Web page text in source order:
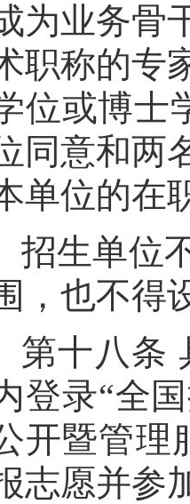
为业务骨
职称的专
位或博士
同意和两
单位的在
招生单位
，也不得
第十八条
登录“全
开暨管理
志愿并参